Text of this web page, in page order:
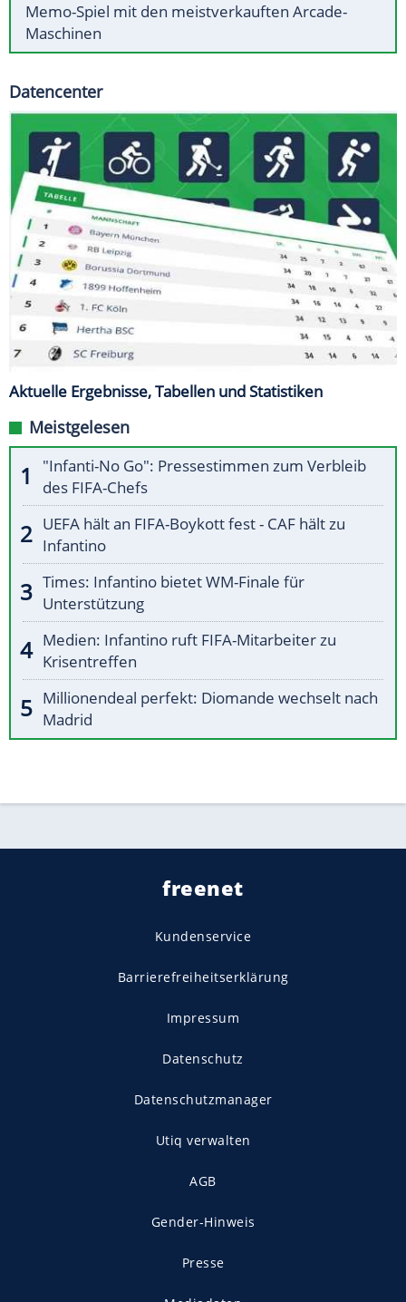
Memo-Spiel mit den meistverkauften Arcade-
Maschinen
Datencenter
Aktuelle Ergebnisse, Tabellen und Statistiken
Meistgelesen
"Infanti-No Go": Pressestimmen zum Verbleib
des FIFA-Chefs
UEFA hält an FIFA-Boykott fest - CAF hält zu
Infantino
Times: Infantino bietet WM-Finale für
Unterstützung
Medien: Infantino ruft FIFA-Mitarbeiter zu
Krisentreffen
Millionendeal perfekt: Diomande wechselt nach
Madrid
freenet
Kundenservice
Barrierefreiheitserklärung
Impressum
Datenschutz
Datenschutzmanager
Utiq verwalten
AGB
Gender-Hinweis
Presse